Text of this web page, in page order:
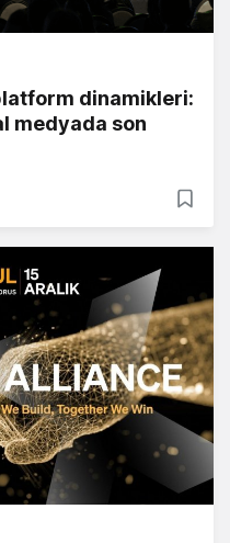
dinamikleri:
medyada son